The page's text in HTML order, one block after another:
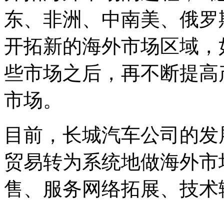
东、非洲、中南美、俄
开拓新的海外市场区域
些市场之后，再不断提
市场。
目前，长城汽车公司的
贸易转为系统地做海外
售、服务网络拓展、技